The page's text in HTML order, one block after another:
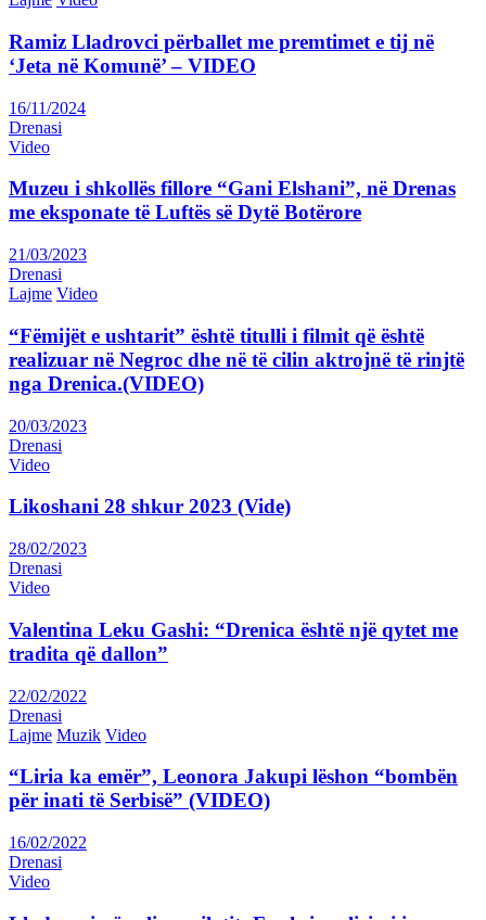
Ramiz Lladrovci përballet me premtimet e tij në
‘Jeta në Komunë’ – VIDEO
16/11/2024
Drenasi
Video
Muzeu i shkollës fillore “Gani Elshani”, në Drenas
me eksponate të Luftës së Dytë Botërore
21/03/2023
Drenasi
Lajme Video
“Fëmijët e ushtarit” është titulli i filmit që është
realizuar në Negroc dhe në të cilin aktrojnë të rinjtë
nga Drenica.(VIDEO)
20/03/2023
Drenasi
Video
Likoshani 28 shkur 2023 (Vide)
28/02/2023
Drenasi
Video
Valentina Leku Gashi: “Drenica është një qytet me
tradita që dallon”
22/02/2022
Drenasi
Lajme Muzik Video
“Liria ka emër”, Leonora Jakupi lëshon “bombën
për inati të Serbisë” (VIDEO)
16/02/2022
Drenasi
Video